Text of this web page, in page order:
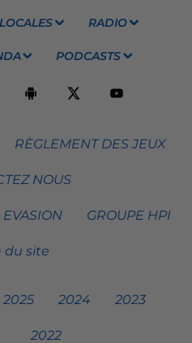
RADIO
PODCASTS
RÈGLEMENT DES JEUX
NOUS
GROUPE HPI
du site
2025 2024 2023
2022